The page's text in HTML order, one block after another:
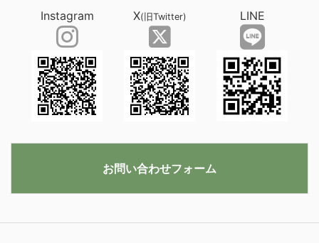
Instagram X(旧Twitter) LINE
お問い合わせフォーム